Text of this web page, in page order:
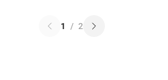
1 / 2